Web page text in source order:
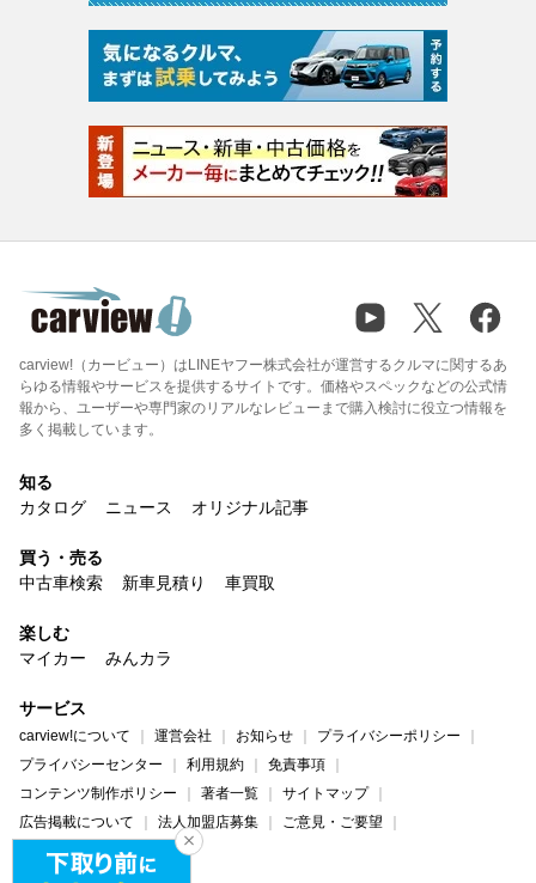
carview!（カービュー）はLINEヤフー株式会社が運営するクルマに関するあ
らゆる情報やサービスを提供するサイトです。価格やスペックなどの公式情
報から、ユーザーや専門家のリアルなレビューまで購入検討に役立つ情報を
多く掲載しています。
知る
カタログ
ニュース オリジナル記事
買う・売る
中古車検索
新車見積り 車買取
楽しむ
マイカー
みんカラ
サービス
carview!について 運営会社 お知らせ
プライバシーポリシー
プライバシーセンター
利用規約
免責事項
コンテンツ制作ポリシー
著者一覧
サイトマップ
広告掲載について
法人加盟店募集
ご意見・ご要望
ヘルプ・お問い合わせ